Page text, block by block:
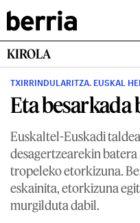
KIROLA
TXIRRINDULARITZA. EUSKAL
Eta besarkada
Euskaltel-Euskadi
desagertzearekin
tropeleko etorkizuna.
eskainita, etorkizuna
murgilduta dabil.